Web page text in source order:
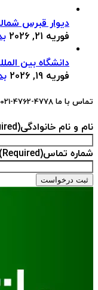
دیوار قبرس شمالی
فوریه 21, 2026
دانشگاه بین
فوریه 19, 2026
تماس با ما 4778-4762-021
نام و نام خانوادگی(Required)
شماره تماس(Required)